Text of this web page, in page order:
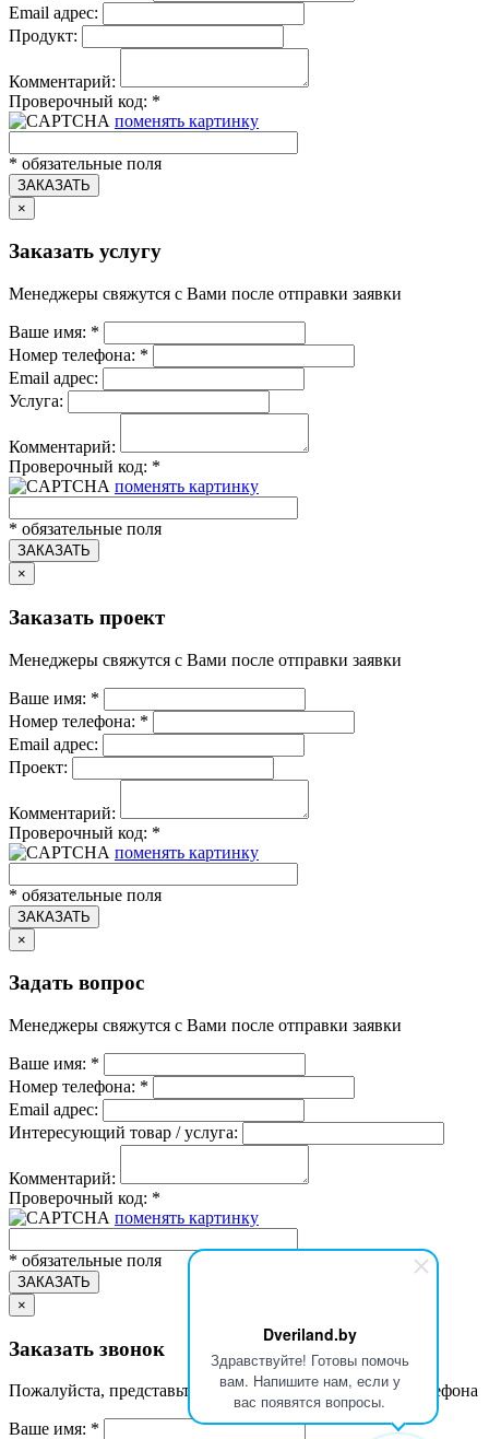
Dveriland.by
Здравствуйте! Готовы помочь
вам. Напишите нам, если у
вас появятся вопросы.
Email адрес:
Продукт:
Комментарий:
Проверочный код: *
поменять картинку
* обязательные поля
ЗАКАЗАТЬ
×
Заказать услугу
Менеджеры свяжутся с Вами после отправки заявки
Ваше имя: *
Номер телефона: *
Email адрес:
Услуга:
Комментарий:
Проверочный код: *
поменять картинку
* обязательные поля
ЗАКАЗАТЬ
×
Заказать проект
Менеджеры свяжутся с Вами после отправки заявки
Ваше имя: *
Номер телефона: *
Email адрес:
Проект:
Комментарий:
Проверочный код: *
поменять картинку
* обязательные поля
ЗАКАЗАТЬ
×
Задать вопрос
Менеджеры свяжутся с Вами после отправки заявки
Ваше имя: *
Номер телефона: *
Email адрес:
Интересующий товар / услуга:
Комментарий:
Проверочный код: *
поменять картинку
* обязательные поля
ЗАКАЗАТЬ
×
Заказать звонок
Пожалуйста, представьтесь и укажите номер Вашего телефона
Ваше имя: *